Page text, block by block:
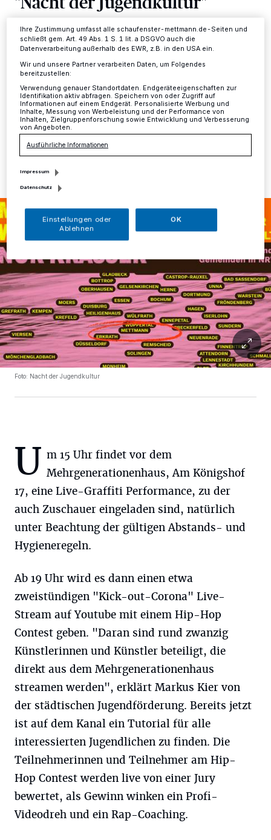
Mettmann·Am 26. und 27. September findet in
insgesamt 82 Städten und Gemeinden in Nordrhein-
Auch die städtische Jugendförderung beteiligt sich am
Jugendliche.
25.09.2020 , 09:31 Uhr
Foto: Nacht der Jugendkultur
U m 15 Uhr findet vor dem
Mehrgenerationenhaus, Am Königshof
17, eine Live-Graffiti Performance, zu der
auch Zuschauer eingeladen sind, natürlich
unter Beachtung der gültigen Abstands- und
Hygieneregeln.
Ab 19 Uhr wird es dann einen etwa
zweistündigen "Kick-out-Corona" Live-
Stream auf Youtube mit einem Hip-Hop
Contest geben. "Daran sind rund zwanzig
Künstlerinnen und Künstler beteiligt, die
direkt aus dem Mehrgenerationenhaus
streamen werden", erklärt Markus Kier von
der städtischen Jugendförderung. Bereits jetzt
ist auf dem Kanal ein Tutorial für alle
interessierten Jugendlichen zu finden. Die
Teilnehmerinnen und Teilnehmer am Hip-
Hop Contest werden live von einer Jury
bewertet, als Gewinn winken ein Profi-
Videodreh und ein Rap-Coaching.
Ihre Einstellungen gelten innerhalb unseres Website. Weitere
Informationen finden Sie in unserer Datenschutzerklärung.
Ihre Zustimmung umfasst alle schaufenster-mettmann.de-Seiten und
schließt gem. Art. 49 Abs. 1 S. 1 lit. a DSGVO auch die
Datenverarbeitung außerhalb des EWR, z.B. in den USA ein.
Wir und unsere Partner verarbeiten Daten, um Folgendes
bereitzustellen:
Verwendung genauer Standortdaten. Endgeräteeigenschaften zur
Identifikation aktiv abfragen. Speichern von oder Zugriff auf
Informationen auf einem Endgerät. Personalisierte Werbung und
Inhalte, Messung von Werbeleistung und der Performance von
Inhalten, Zielgruppenforschung sowie Entwicklung und Verbesserung
von Angeboten.
Ausführliche Informationen
Impressum
Datenschutz
Einstellungen oder
Ablehnen
OK